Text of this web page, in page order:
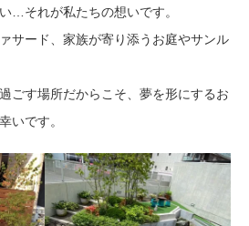
…それが私たちの想いです。
サード、家族が寄り添うお庭やサンル
ごす場所だからこそ、夢を形にするお
いです。